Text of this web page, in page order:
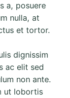
a, posuere
nulla, at
et tortor.
dignissim
ac elit sed
non ante.
ut lobortis